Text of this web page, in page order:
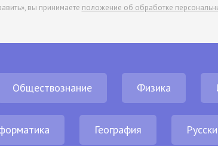
вы принимаете положение об обработке
Обществознание Физика
География